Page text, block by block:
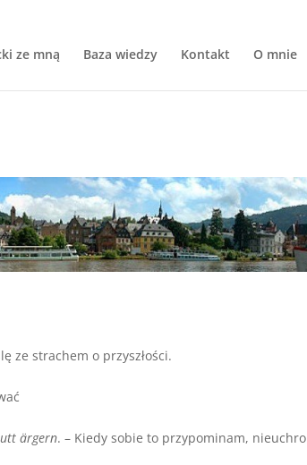
ze mną Baza wiedzy Kontakt O mnie
ze strachem o przyszłości.
ärgern. – Kiedy sobie to przypominam,